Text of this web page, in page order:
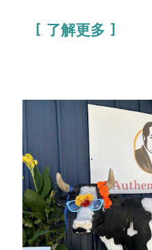
了解更多